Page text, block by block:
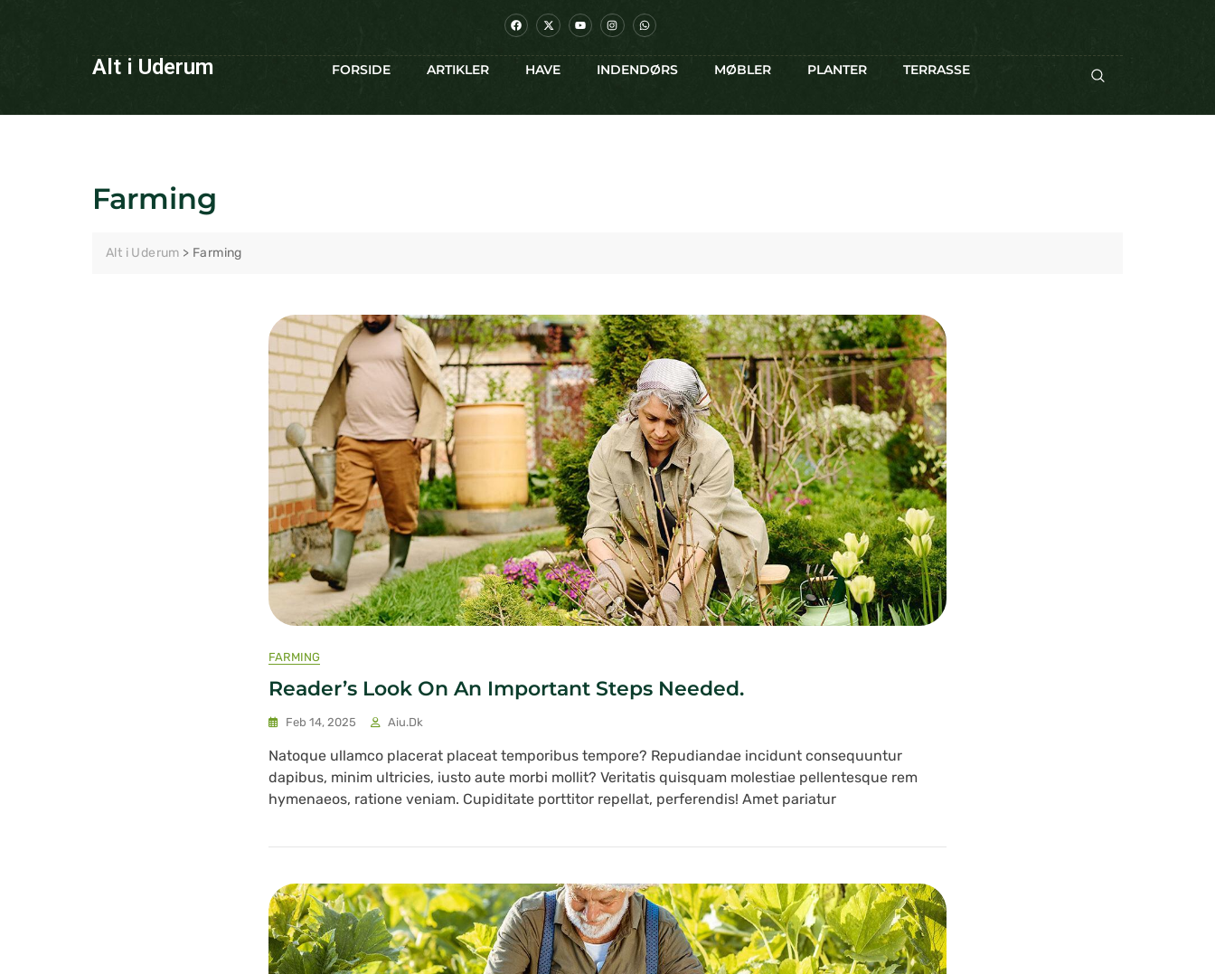
Alt i Uderum FORSIDE ARTIKLER HAVE INDENDØRS MØBLER PLANTER TERRASSE
Farming
Alt i Uderum > Farming
FARMING
Reader’s Look On An Important Steps Needed.
Feb 14, 2025 Aiu.dk
Natoque ullamco placerat placeat temporibus tempore? Repudiandae incidunt consequuntur
dapibus, minim ultricies, iusto aute morbi mollit? Veritatis quisquam molestiae pellentesque rem
hymenaeos, ratione veniam. Cupiditate porttitor repellat, perferendis! Amet pariatur